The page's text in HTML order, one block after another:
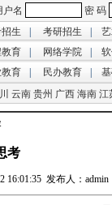
生 考研招生
育 网络学院
育 民办教育
云南 贵州 广西 海南 江
考
发布人：admin